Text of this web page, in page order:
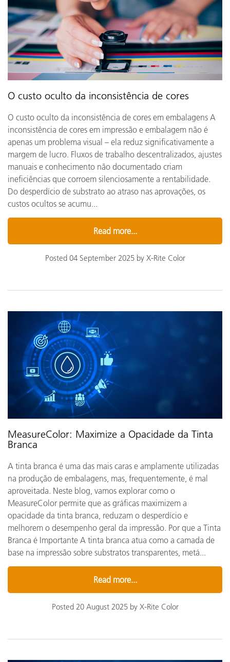
O custo oculto da inconsistência de cores
O custo oculto da inconsistência de cores em embalagens A
inconsistência de cores em impressão e embalagem não é
apenas um problema visual – ela reduz significativamente a
margem de lucro. Fluxos de trabalho descentralizados, ajustes
manuais e conhecimento não documentado criam
ineficiências que corroem silenciosamente a rentabilidade.
Do desperdício de substrato ao atraso nas aprovações, os
custos ocultos se acumu...
Read more...
Posted 04 September 2025 by X-Rite Color
MeasureColor: Maximize a Opacidade da Tinta
Branca
A tinta branca é uma das mais caras e amplamente utilizadas
na produção de embalagens, mas, frequentemente, é mal
aproveitada. Neste blog, vamos explorar como o
MeasureColor permite que as gráficas maximizem a
opacidade da tinta branca, reduzam o desperdício e
melhorem o desempenho geral da impressão. Por que a Tinta
Branca é Importante A tinta branca atua como a camada de
base na impressão sobre substratos transparentes, metá...
Read more...
Posted 20 August 2025 by X-Rite Color